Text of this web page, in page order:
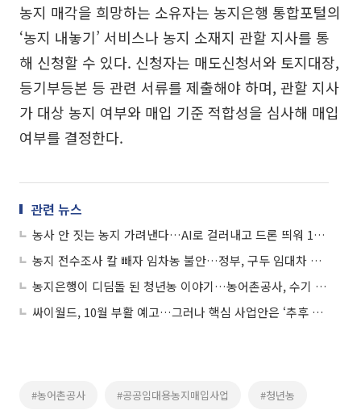
농지 매각을 희망하는 소유자는 농지은행 통합포털의
‘농지 내놓기’ 서비스나 농지 소재지 관할 지사를 통
해 신청할 수 있다. 신청자는 매도신청서와 토지대장,
등기부등본 등 관련 서류를 제출해야 하며, 관할 지사
가 대상 농지 여부와 매입 기준 적합성을 심사해 매입
여부를 결정한다.
관련 뉴스
농사 안 짓는 농지 가려낸다…AI로 걸러내고 드론 띄워 195만㏊ 전수조사
농지 전수조사 칼 빼자 임차농 불안…정부, 구두 임대차 손본다
농지은행이 디딤돌 된 청년농 이야기…농어촌공사, 수기 공모전 개최
싸이월드, 10월 부활 예고…그러나 핵심 사업안은 ‘추후 공개’
#농어촌공사 #공공임대용농지매입사업 #청년농